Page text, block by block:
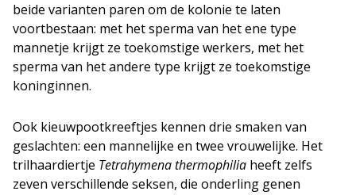
beide varianten paren om de kolonie te laten
voortbestaan: met het sperma van het ene type
mannetje krijgt ze toekomstige werkers, met het
sperma van het andere type krijgt ze toekomstige
koninginnen.
Ook kieuwpootkreeftjes kennen drie smaken van
geslachten: een mannelijke en twee vrouwelijke. Het
trilhaardiertje Tetrahymena thermophilia heeft zelfs
zeven verschillende seksen, die onderling genen